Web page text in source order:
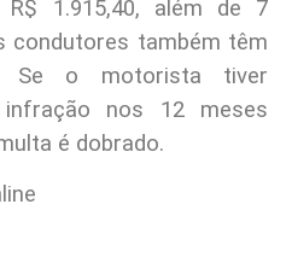
1.915,40, além de 7
condutores também têm
Se o motorista tiver
nos 12 meses
é dobrado.